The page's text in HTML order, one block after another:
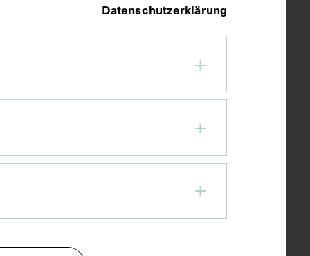
Datenschutzerklärung